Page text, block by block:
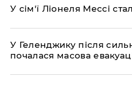
У сім'ї Ліонеля Мессі
У Геленджику після
почалася масова